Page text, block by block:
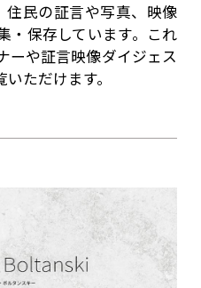
住民の証言や写真、映像
・保存しています。これ
ーや証言映像ダイジェス
ただけます。